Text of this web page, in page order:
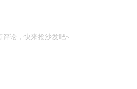
评论，快来抢沙发吧~